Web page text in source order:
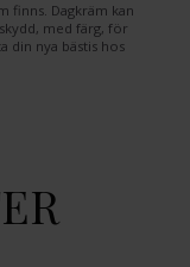
finns. Dagkräm kan
med färg, för
din nya bästis hos